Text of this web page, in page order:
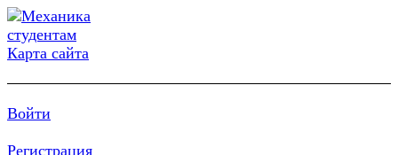
Карта сайта
Войти
Регистрация